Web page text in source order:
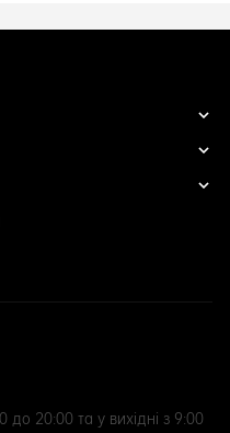
20:00 та у вихідні з 9:00